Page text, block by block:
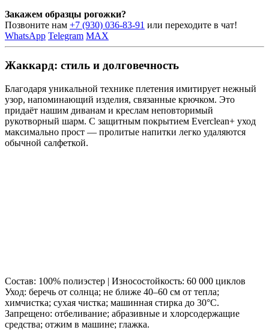
Закажем образцы рогожки?
Позвоните нам +7 (930) 036-83-91 или переходите в чат!
WhatsApp Telegram MAX
Жаккард: стиль и долговечность
Благодаря уникальной технике плетения имитирует нежный
узор, напоминающий изделия, связанные крючком. Это
придаёт нашим диванам и креслам неповторимый
рукотворный шарм. С защитным покрытием Everclean+ уход
максимально прост — пролитые напитки легко удаляются
обычной салфеткой.
Состав: 100% полиэстер | Износостойкость: 60 000 циклов
Уход: беречь от солнца; не ближе 40–60 см от тепла;
химчистка; сухая чистка; машинная стирка до 30°C.
Запрещено: отбеливание; абразивные и хлорсодержащие
средства; отжим в машине; глажка.